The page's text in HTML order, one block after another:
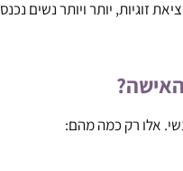
אלו רק כמה מהם: